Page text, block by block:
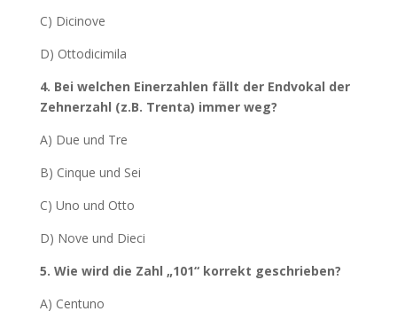
C) Dicinove
D) Ottodicimila
4. Bei welchen Einerzahlen fällt der Endvokal der
Zehnerzahl (z.B. Trenta) immer weg?
A) Due und Tre
B) Cinque und Sei
C) Uno und Otto
D) Nove und Dieci
5. Wie wird die Zahl „101“ korrekt geschrieben?
A) Centuno